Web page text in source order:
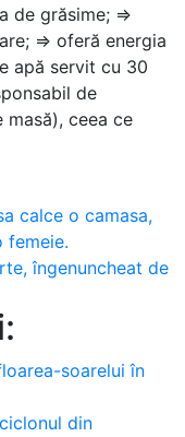
de grăsime; ⇒
⇒ oferă energia
apă servit cu 30
de
ceea ce
calce o camasa,
femeie.
îngenuncheat de
soarelui în
din